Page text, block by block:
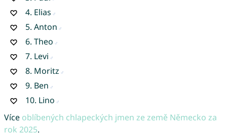
4. Elias
5. Anton
6. Theo
7. Levi
8. Moritz
9. Ben
10. Lino
Více oblíbených chlapeckých jmen ze země Německo za
rok 2025.